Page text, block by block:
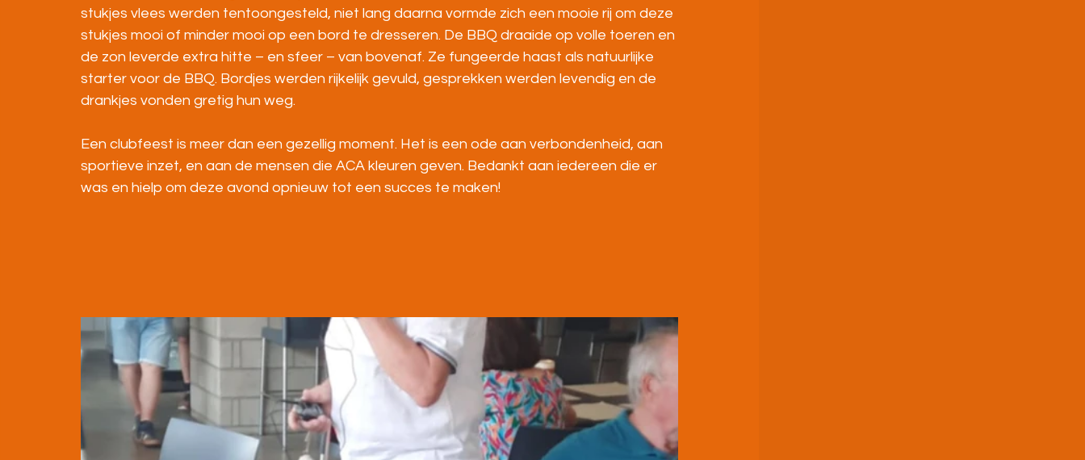
stukjes vlees werden tentoongesteld, niet lang daarna vormde zich een mooie rij om deze
stukjes mooi of minder mooi op een bord te dresseren. De BBQ draaide op volle toeren en
de zon leverde extra hitte – en sfeer – van bovenaf. Ze fungeerde haast als natuurlijke
starter voor de BBQ. Bordjes werden rijkelijk gevuld, gesprekken werden levendig en de
drankjes vonden gretig hun weg.
Een clubfeest is meer dan een gezellig moment. Het is een ode aan verbondenheid, aan
sportieve inzet, en aan de mensen die ACA kleuren geven. Bedankt aan iedereen die er
was en hielp om deze avond opnieuw tot een succes te maken!